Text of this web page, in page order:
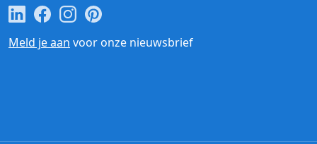
Cateraar.nl op LinkedIn
Cateraar.nl op Facebook
Cateraar.nl op Instagram
Cateraar.nl op Pinterest
Meld je aan voor onze nieuwsbrief